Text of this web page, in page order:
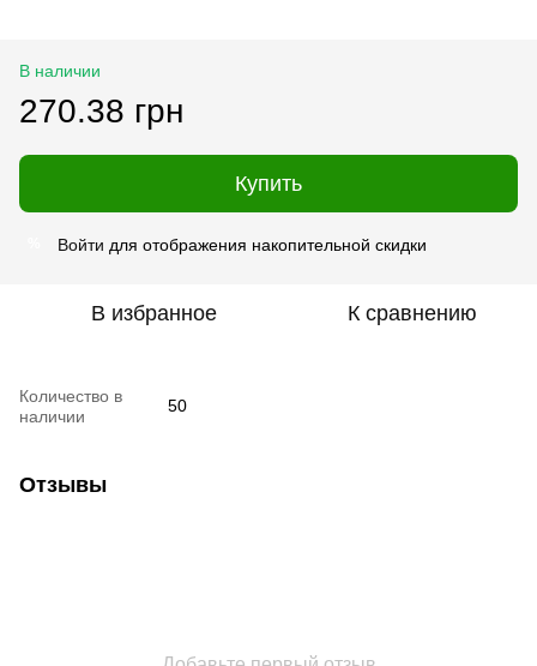
В наличии
270.38 грн
Купить
Войти для отображения накопительной скидки
В избранное К сравнению
Количество в
наличии
50
Отзывы